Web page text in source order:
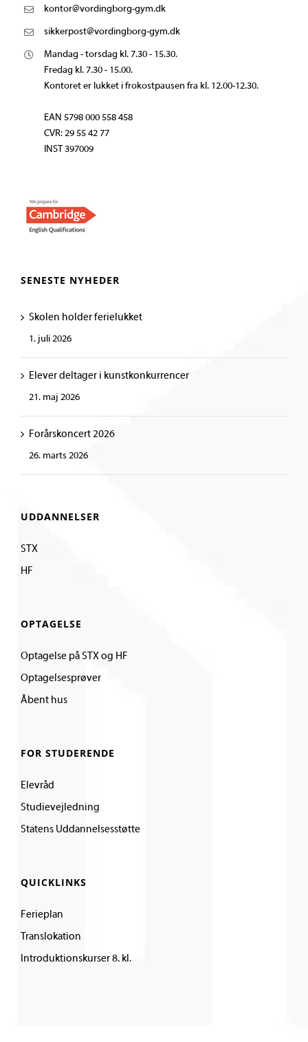
kontor@vordingborg-gym.dk
sikkerpost@vordingborg-gym.dk
Mandag - torsdag kl. 7.30 - 15.30.
Fredag kl. 7.30 - 15.00.
Kontoret er lukket i frokostpausen fra kl. 12.00-12.30.
EAN 5798 000 558 458
CVR: 29 55 42 77
INST 397009
SENESTE NYHEDER
Skolen holder ferielukket
1. juli 2026
Elever deltager i kunstkonkurrencer
21. maj 2026
Forårskoncert 2026
26. marts 2026
UDDANNELSER
STX
HF
OPTAGELSE
Optagelse på STX og HF
Optagelsesprøver
Åbent hus
FOR STUDERENDE
Elevråd
Studievejledning
Statens Uddannelsesstøtte
QUICKLINKS
Ferieplan
Translokation
Introduktionskurser 8. kl.